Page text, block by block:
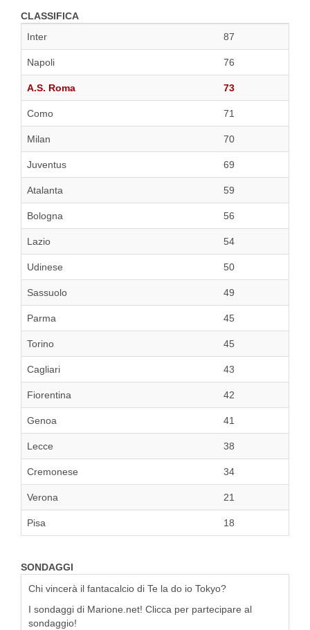
CLASSIFICA
Inter
87
Napoli 76
A.S. Roma 73
Como 71
Milan 70
Juventus 69
Atalanta 59
Bologna 56
Lazio 54
Udinese 50
Sassuolo 49
Parma 45
Torino 45
Cagliari 43
Fiorentina 42
Genoa 41
Lecce 38
Cremonese 34
Verona 21
Pisa 18
SONDAGGI
Chi vincerà il fantacalcio di Te la do io Tokyo?
I sondaggi di Marione.net! Clicca per partecipare al
sondaggio!